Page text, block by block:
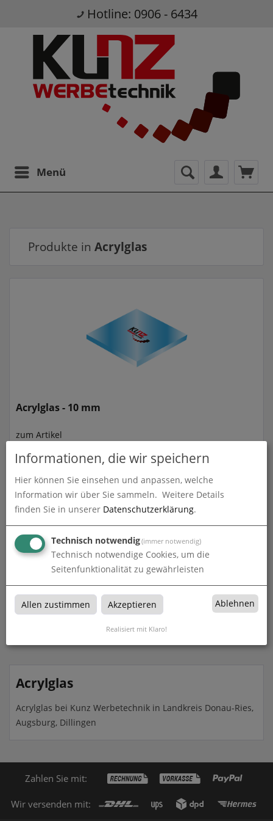
Hotline: 0906 - 6434
Menü
Produkte in Acrylglas
Acrylglas - 10 mm
zum Artikel
Acrylglas - 3 mm
zum Artikel
Acrylglas
Acrylglas bei Kunz Werbetechnik in Landkreis Donau-Ries,
Augsburg, Dillingen
Zahlen Sie mit:
Wir versenden mit:
Informationen, die wir speichern
Hier können Sie einsehen und anpassen, welche
Information wir über Sie sammeln. Weitere Details
finden Sie in unserer Datenschutzerklärung.
Technisch notwendig(immer notwendig)
Technisch notwendige Cookies, um die
Seitenfunktionalität zu gewährleisten
Allen zustimmen Akzeptieren Ablehnen
Realisiert mit Klaro!